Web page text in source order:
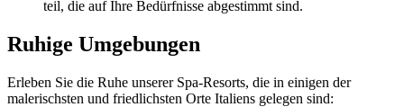
teil, die auf Ihre Bedürfnisse abgestimmt sind.
Ruhige Umgebungen
Erleben Sie die Ruhe unserer Spa-Resorts, die in einigen der
malerischsten und friedlichsten Orte Italiens gelegen sind: